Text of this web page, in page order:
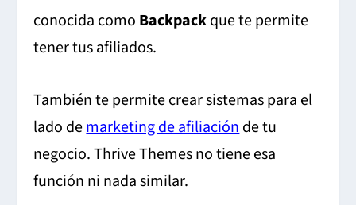
conocida como Backpackque te permite
tener tus afiliados.
También te permite crear sistemas para el
lado demarketing de afiliación de tu
negocio. Thrive Themes no tiene esa
función ni nada similar.